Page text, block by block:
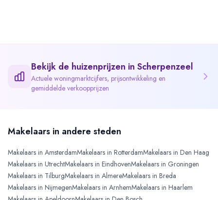
Bekijk de huizenprijzen in Scherpenzeel
Actuele woningmarktcijfers, prijsontwikkeling en
gemiddelde verkoopprijzen
Makelaars in andere steden
Makelaars in AmsterdamMakelaars in RotterdamMakelaars in Den Haag
Makelaars in UtrechtMakelaars in EindhovenMakelaars in Groningen
Makelaars in TilburgMakelaars in AlmereMakelaars in Breda
Makelaars in NijmegenMakelaars in ArnhemMakelaars in Haarlem